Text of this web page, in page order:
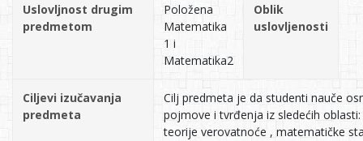
Uslovljnost drugim
predmetom
Položena
Matematika
1 i
Matematika2
Oblik
uslovljenosti
Ciljevi izučavanja
predmeta
Cilj predmeta je da studenti nauče
pojmove i tvrđenja iz sledećih oblasti:
teorije verovatnoće , matematičke